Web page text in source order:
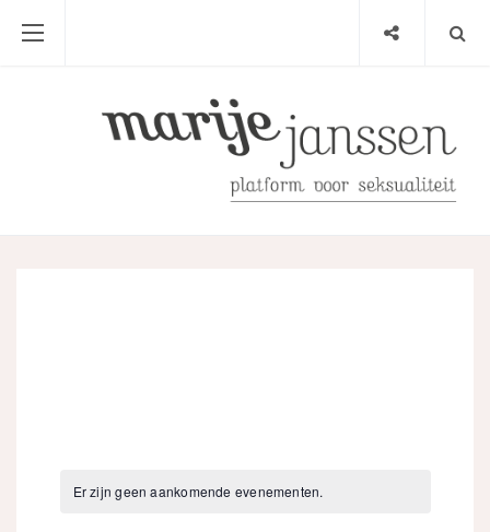
Er zijn geen aankomende evenementen.